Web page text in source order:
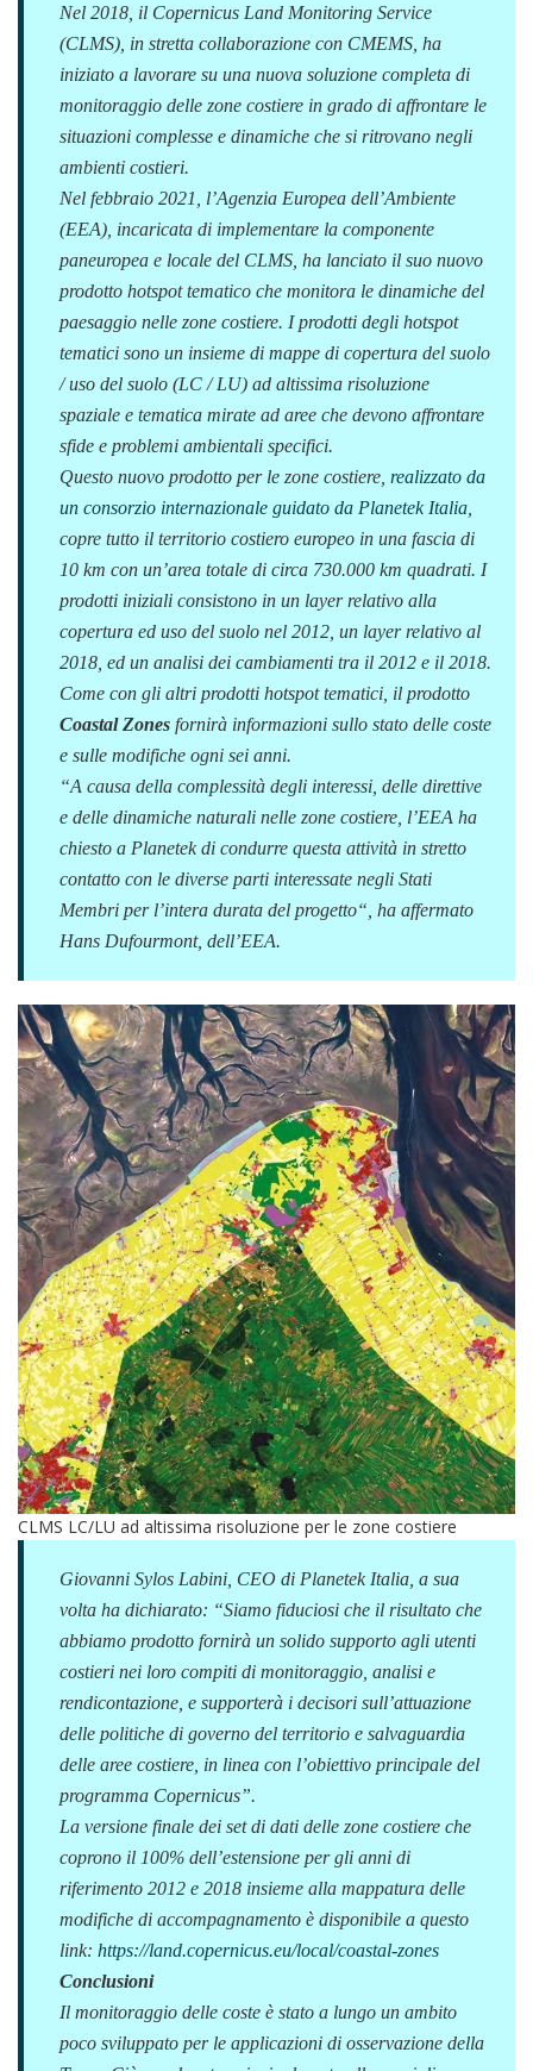
Nel 2018, il Copernicus Land Monitoring Service
(CLMS), in stretta collaborazione con CMEMS, ha
iniziato a lavorare su una nuova soluzione completa di
monitoraggio delle zone costiere in grado di affrontare le
situazioni complesse e dinamiche che si ritrovano negli
ambienti costieri.
Nel febbraio 2021, l’Agenzia Europea dell’Ambiente
(EEA), incaricata di implementare la componente
paneuropea e locale del CLMS, ha lanciato il suo nuovo
prodotto hotspot tematico che monitora le dinamiche del
paesaggio nelle zone costiere. I prodotti degli hotspot
tematici sono un insieme di mappe di copertura del suolo
/ uso del suolo (LC / LU) ad altissima risoluzione
spaziale e tematica mirate ad aree che devono affrontare
sfide e problemi ambientali specifici.
Questo nuovo prodotto per le zone costiere, realizzato da
un consorzio internazionale guidato da Planetek Italia
copre tutto il territorio costiero europeo in una fascia di
10 km con un’area totale di circa 730.000 km quadrati. I
prodotti iniziali consistono in un layer relativo alla
copertura ed uso del suolo nel 2012, un layer relativo al
2018, ed un analisi dei cambiamenti tra il 2012 e il 2018.
Come con gli altri prodotti hotspot tematici, il prodotto
Coastal Zones fornirà informazioni sullo stato delle coste
e sulle modifiche ogni sei anni.
“A causa della complessità degli interessi, delle direttive
e delle dinamiche naturali nelle zone costiere, l’EEA ha
chiesto a Planetek di condurre questa attività in stretto
contatto con le diverse parti interessate negli Stati
Membri per l’intera durata del progetto“, ha affermato
Hans Dufourmont, dell’EEA.
CLMS LC/LU ad altissima risoluzione per le zone costiere
Giovanni Sylos Labini, CEO di Planetek Italia, a sua
volta ha dichiarato: “Siamo fiduciosi che il risultato che
abbiamo prodotto fornirà un solido supporto agli utenti
costieri nei loro compiti di monitoraggio, analisi e
rendicontazione, e supporterà i decisori sull’attuazione
delle politiche di governo del territorio e salvaguardia
delle aree costiere, in linea con l’obiettivo principale del
programma Copernicus”.
La versione finale dei set di dati delle zone costiere che
coprono il 100% dell’estensione per gli anni di
riferimento 2012 e 2018 insieme alla mappatura delle
modifiche di accompagnamento è disponibile a questo
link: https://land.copernicus.eu/local/coastal-zones
Conclusioni
Il monitoraggio delle coste è stato a lungo un ambito
poco sviluppato per le applicazioni di osservazione della